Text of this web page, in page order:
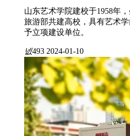
山东艺术学院建校于1958年
旅游部共建高校，具有艺术
予立项建设单位。
넶493 2024-01-10